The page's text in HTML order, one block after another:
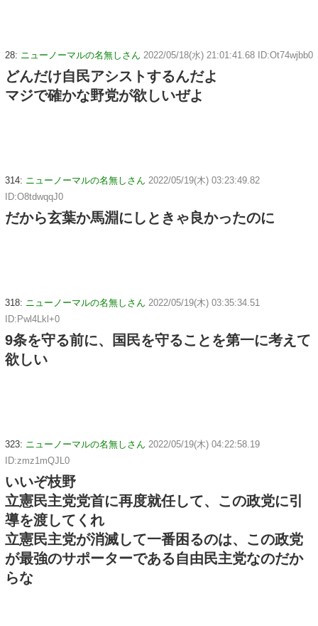
28: ニューノーマルの名無しさん 2022/05/18(水) 21:01:41.68 ID:Ot74wjbb0
どんだけ自民アシストするんだよ
マジで確かな野党が欲しいぜよ
314: ニューノーマルの名無しさん 2022/05/19(木) 03:23:49.82
ID:O8tdwqqJ0
だから玄葉か馬淵にしときゃ良かったのに
318: ニューノーマルの名無しさん 2022/05/19(木) 03:35:34.51
ID:Pwl4Lkl+0
9条を守る前に、国民を守ることを第一に考えて
欲しい
323: ニューノーマルの名無しさん 2022/05/19(木) 04:22:58.19
ID:zmz1mQJL0
いいぞ枝野
立憲民主党党首に再度就任して、この政党に引
導を渡してくれ
立憲民主党が消滅して一番困るのは、この政党
が最強のサポーターである自由民主党なのだか
らな